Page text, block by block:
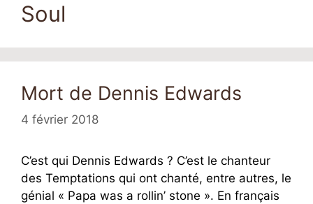
Soul
Mort de Dennis Edwards
4 février 2018
C’est qui Dennis Edwards ? C’est le chanteur
des Temptations qui ont chanté, entre autres, le
génial « Papa was a rollin’ stone ». En français